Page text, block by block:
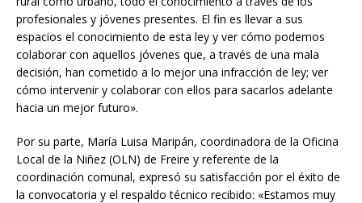
profesionales y jóvenes presentes. El fin es llevar a sus
espacios el conocimiento de esta ley y ver cómo podemos
colaborar con aquellos jóvenes que, a través de una mala
decisión, han cometido a lo mejor una infracción de ley; ver
cómo intervenir y colaborar con ellos para sacarlos adelante
hacia un mejor futuro».
Por su parte, María Luisa Maripán, coordinadora de la Oficina
Local de la Niñez (OLN) de Freire y referente de la
coordinación comunal, expresó su satisfacción por el éxito de
la convocatoria y el respaldo técnico recibido: «Estamos muy